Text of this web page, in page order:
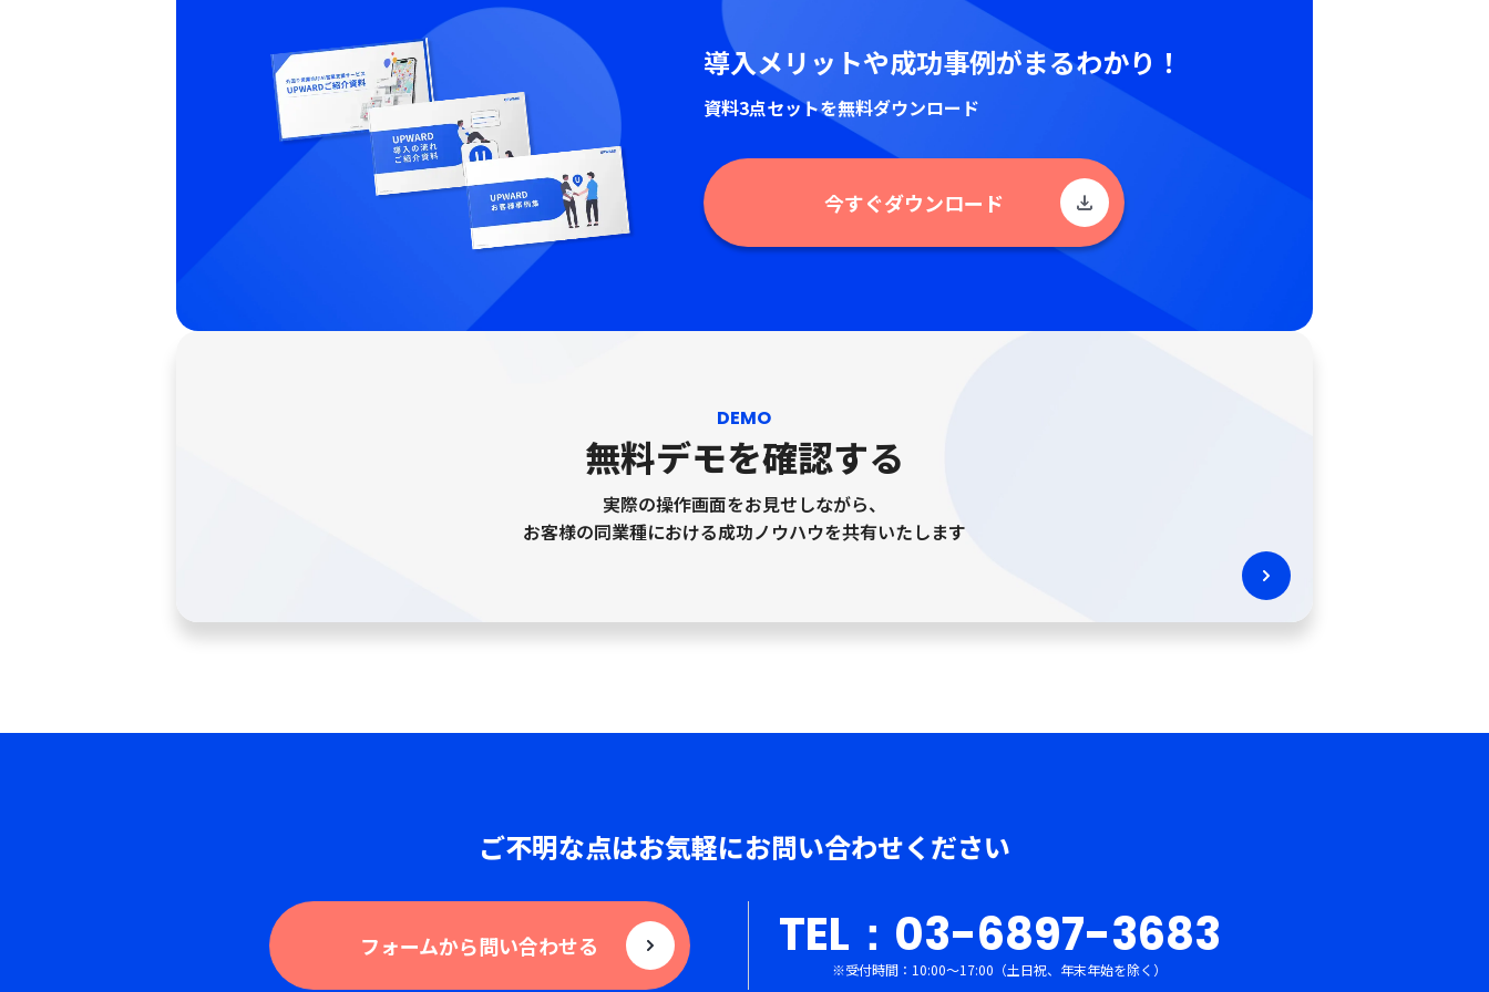
導入メリットや成功事例がまるわかり！
資料3点セットを無料ダウンロード
今すぐダウンロード
DEMO
無料デモを確認する
実際の操作画面をお見せしながら、
お客様の同業種における成功ノウハウを共有いたします
ご不明な点はお気軽にお問い合わせください
フォームから問い合わせる TEL：03-6897-3683
※受付時間：10:00〜17:00（土日祝、年末年始を除く）